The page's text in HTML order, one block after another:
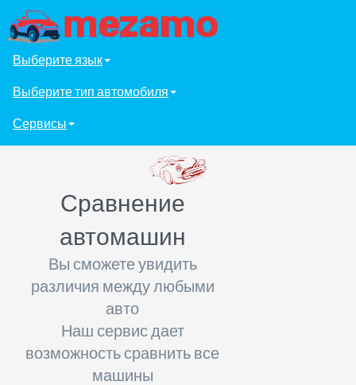
Выберите язык
Выберите тип автомобиля
Сервисы
Сравнение
автомашин
Вы сможете увидить
различия между любыми
авто
Наш сервис дает
возможность сравнить все
машины